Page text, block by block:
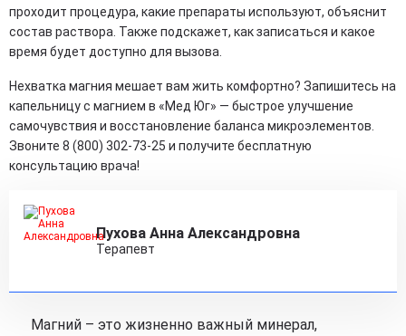
проходит процедура, какие препараты используют, объяснит
состав раствора. Также подскажет, как записаться и какое
время будет доступно для вызова.
Нехватка магния мешает вам жить комфортно? Запишитесь на
капельницу с магнием в «Мед Юг» — быстрое улучшение
самочувствия и восстановление баланса микроэлементов.
Звоните 8 (800) 302-73-25 и получите бесплатную
консультацию врача!
Пухова Анна Александровна
Терапевт
Магний – это жизненно важный минерал,